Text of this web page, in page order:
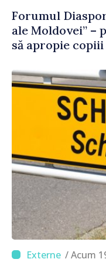
Forumul
ale Moldovei” –
să apropie
/ Acum